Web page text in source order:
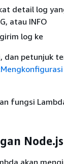
detail log
atau INFO
log ke
dan petunjuk
fungsi
Node.js
akan